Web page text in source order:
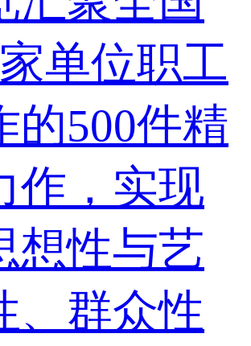
单位职工
的500件精
作，实现
想性与艺
、群众性